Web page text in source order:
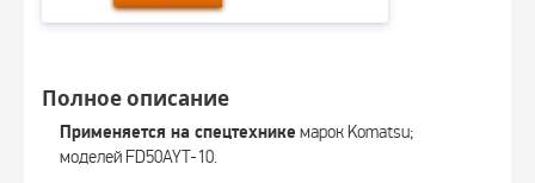
Полное описание
Применяется на спецтехнике марок Komatsu;
моделей FD50AYT-10.